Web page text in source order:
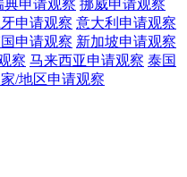
典申请观察 挪威申请观察
申请观察 意大利 申请观察
申请观察 新加坡申请观察
察 马来西亚申请观察 泰国
/地区申请观察